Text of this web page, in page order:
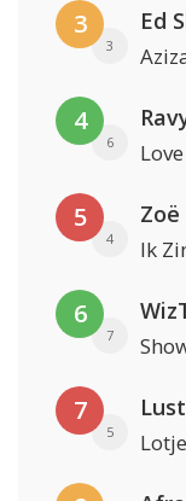
3
3
Ed
4
6
5
4 Ik
6
7
7
5 Lotje